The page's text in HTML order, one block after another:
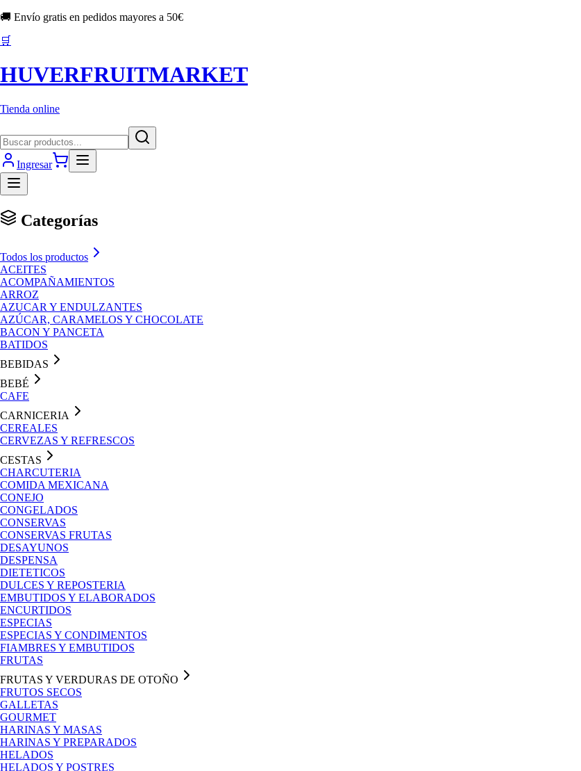
🚚 Envío gratis en pedidos mayores a 50€
🛒
HUVERFRUITMARKET
Tienda online
Ingresar
Categorías
Todos los productos
ACEITES
ACOMPAÑAMIENTOS
ARROZ
AZUCAR Y ENDULZANTES
AZÚCAR, CARAMELOS Y CHOCOLATE
BACON Y PANCETA
BATIDOS
BEBIDAS
BEBÉ
CAFE
CARNICERIA
CEREALES
CERVEZAS Y REFRESCOS
CESTAS
CHARCUTERIA
COMIDA MEXICANA
CONEJO
CONGELADOS
CONSERVAS
CONSERVAS FRUTAS
DESAYUNOS
DESPENSA
DIETETICOS
DULCES Y REPOSTERIA
EMBUTIDOS Y ELABORADOS
ENCURTIDOS
ESPECIAS
ESPECIAS Y CONDIMENTOS
FIAMBRES Y EMBUTIDOS
FRUTAS
FRUTAS Y VERDURAS DE OTOÑO
FRUTOS SECOS
GALLETAS
GOURMET
HARINAS Y MASAS
HARINAS Y PREPARADOS
HELADOS
HELADOS Y POSTRES